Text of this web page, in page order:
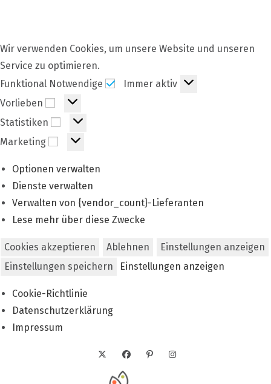
Wir verwenden Cookies, um unsere Website und unseren
Service zu optimieren.
Funktional Notwendige
Funktional
Immer aktiv
Vorlieben
Vorlieben
Statistiken Statistiken
Marketing Marketing
Optionen verwalten
Dienste verwalten
Verwalten von {vendor_count}-Lieferanten
Lese mehr über diese Zwecke
Cookies akzeptieren Ablehnen
Einstellungen anzeigen
Einstellungen speichern
Einstellungen anzeigen
Cookie-Richtlinie
Datenschutzerklärung
Impressum